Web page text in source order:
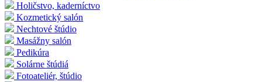
Holičstvo, kaderníctvo
Kozmetický salón
Nechtové štúdio
Masážny salón
Pedikúra
Solárne štúdiá
Fotoateliér, štúdio